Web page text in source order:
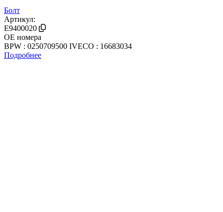
Болт
Артикул:
E9400020
OE номера
BPW : 0250709500 IVECO : 16683034
Подробнее